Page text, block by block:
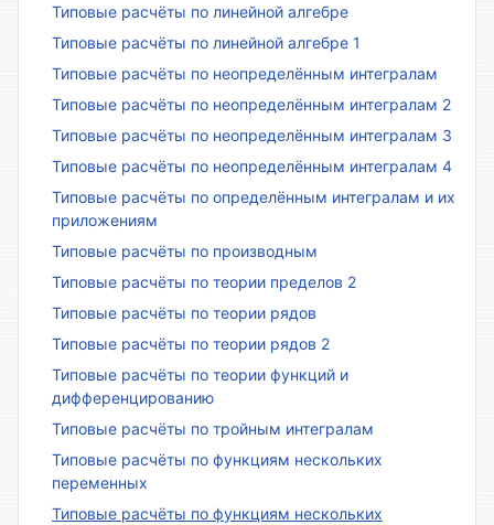
Типовые расчёты по линейной алгебре
Типовые расчёты по линейной алгебре 1
Типовые расчёты по неопределённым интегралам
Типовые расчёты по неопределённым интегралам 2
Типовые расчёты по неопределённым интегралам 3
Типовые расчёты по неопределённым интегралам 4
Типовые расчёты по определённым интегралам и их
приложениям
Типовые расчёты по производным
Типовые расчёты по теории пределов 2
Типовые расчёты по теории рядов
Типовые расчёты по теории рядов 2
Типовые расчёты по теории функций и
дифференцированию
Типовые расчёты по тройным интегралам
Типовые расчёты по функциям нескольких
переменных
Типовые расчёты по функциям нескольких